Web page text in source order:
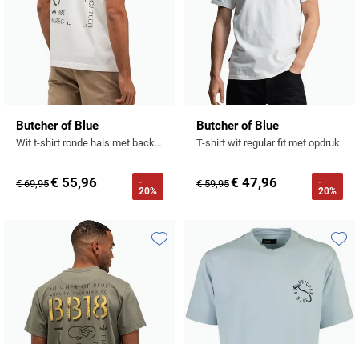
Butcher of Blue
Wit t-shirt ronde hals met backprint
€ 69,95€ 55,96
-
20%
Butcher of Blue
T-shirt wit regular fit met opdruk
€ 59,95€ 47,96
-
20%
Toevoegen aan favorieten